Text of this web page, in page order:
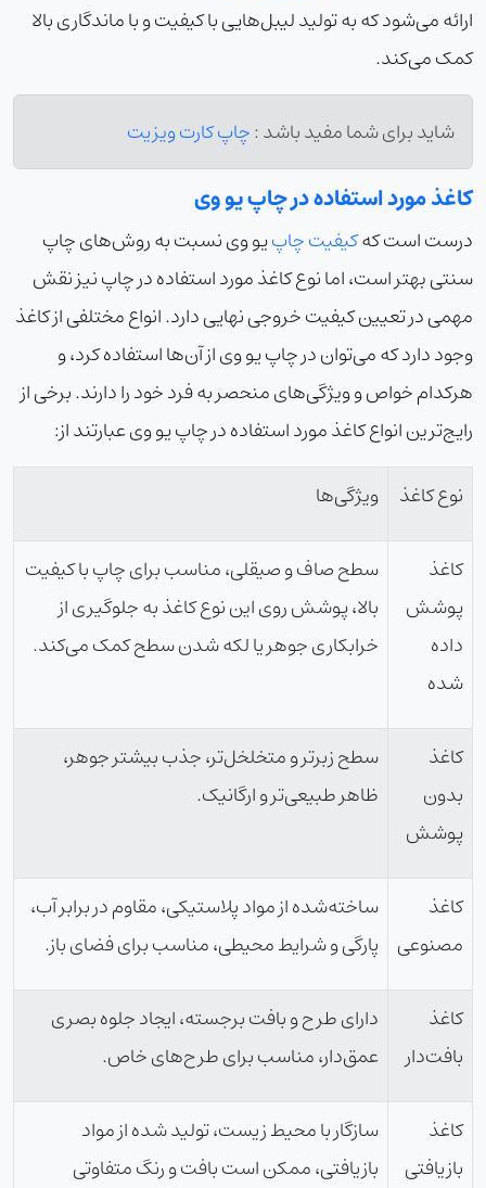
ارائه می‌شود که به تولید لیبل‌هایی با کیفیت و با ماندگاری بالا
کمک می‌کند.
شاید برای شما مفید باشد :چاپ کارت ویزیت
کاغذ مورد استفاده در چاپ یو وی
درست است کهکیفیت چاپیو وی نسبت به روش‌های چاپ
سنتی بهتر است، اما نوع کاغذ مورد استفاده در چاپ نیز نقش
مهمی در تعیین کیفیت خروجی نهایی دارد. انواع مختلفی از کاغذ
وجود دارد که می‌توان در چاپ یو وی از آن‌ها استفاده کرد، و
هرکدام خواص و ویژگی‌های منحصر به فرد خود را دارند. برخی از
رایج‌ترین انواع کاغذ مورد استفاده در چاپ یو وی عبارتند از:
نوع کاغذ
ویژگی‌ها
کاغذ
پوشش
داده
شده
سطح صاف و صیقلی، مناسب برای چاپ با کیفیت
بالا، پوشش روی این نوع کاغذ به جلوگیری از
خرابکاری جوهر یا لکه شدن سطح کمک می‌کند.
کاغذ
بدون
پوشش
سطح زبرتر و متخلخل‌تر، جذب بیشتر جوهر،
ظاهر طبیعی‌تر و ارگانیک.
کاغذ
مصنوعی
ساخته‌شده از مواد پلاستیکی، مقاوم در برابر آب،
پارگی و شرایط محیطی، مناسب برای فضای باز.
کاغذ
بافت‌دار
دارای طرح و بافت برجسته، ایجاد جلوه بصری
عمق‌دار، مناسب برای طرح‌های خاص.
کاغذ
بازیافتی
سازگار با محیط زیست، تولید شده از مواد
بازیافتی، ممکن است بافت و رنگ متفاوتی